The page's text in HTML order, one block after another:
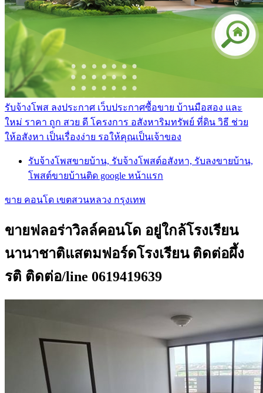
รับจ้างโพส ลงประกาศ เว็บประกาศซื้อขาย บ้านมือสอง และ
ใหม่ ราคา ถูก สวย ดี โครงการ อสังหาริมทรัพย์ ที่ดิน วิธี ช่วย
ให้อสังหา เป็นเรื่องง่าย รอให้คุณเป็นเจ้าของ
รับจ้างโพสขายบ้าน, รับจ้างโพสต์อสังหา, รับลงขายบ้าน,
โพสต์ขายบ้านติด google หน้าแรก
ขาย คอนโด เขตสวนหลวง กรุงเทพ
ขายฟลอร่าวิลล์คอนโด อยู่ใกล้โรงเรียน
นานาชาติแสตมฟอร์ดโรงเรียน ติดต่อผึ้ง
รติ ติดต่อ/line 0619419639